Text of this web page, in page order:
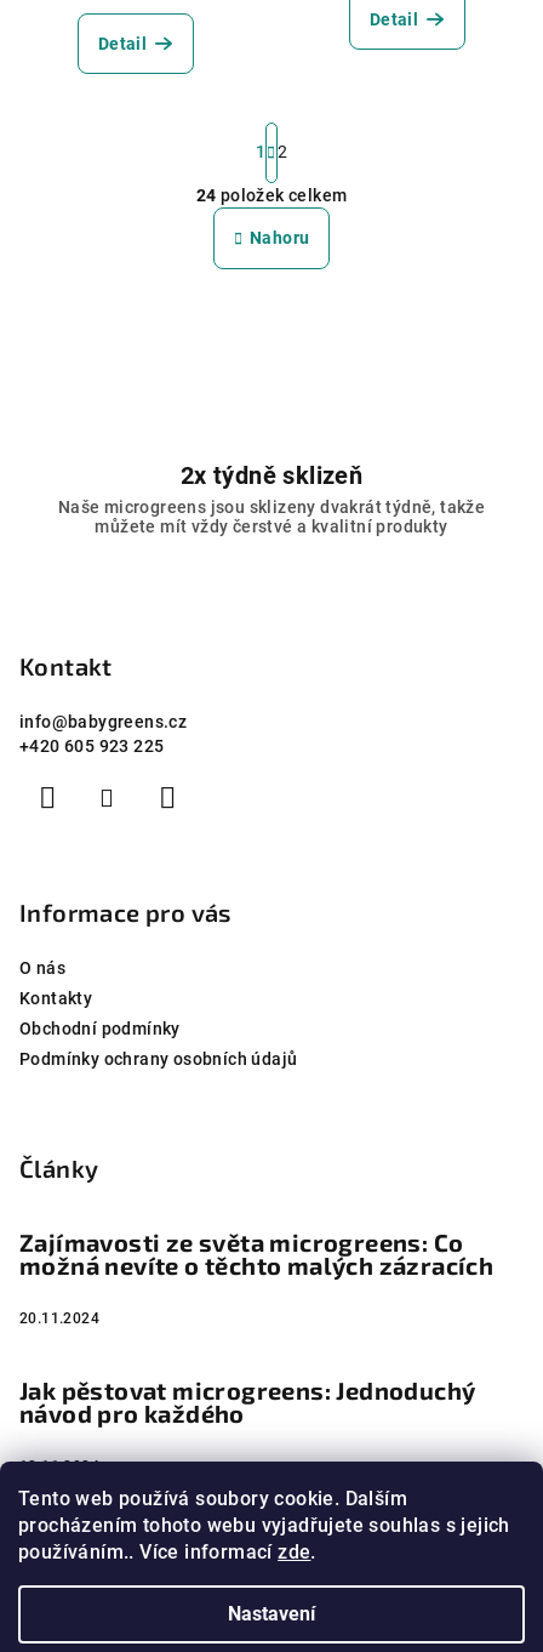
Tento web používá soubory cookie. Dalším
procházením tohoto webu vyjadřujete souhlas s jejich
používáním.. Více informacízde.
Nastavení
Detail
Detail
O
v
l
r
v
k
y
S
t
r
á
n
k
o
1 2
24 položek celkem
Nahoru
2x týdně sklizeň
Naše microgreens jsou sklizeny dvakrát týdně, takže
můžete mít vždy čerstvé a kvalitní produkty
Kontakt
info@babygreens.cz
+420 605 923 225
Informace pro vás
O nás
Kontakty
Obchodní podmínky
Podmínky ochrany osobních údajů
Články
Zajímavosti ze světa microgreens: Co
možná nevíte o těchto malých zázracích
20.11.2024
Jak pěstovat microgreens: Jednoduchý
návod pro každého
13.11.2024
Microgreens jako jedlé umění
4.11.2024